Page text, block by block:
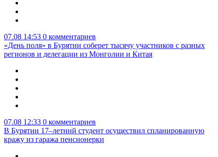
07.08 14:53 0 комментариев
«День поля» в Бурятии соберет тысячу участников с разных
регионов и делегации из Монголии и Китая
07.08 12:33 0 комментариев
В Бурятии 17–летний студент осуществил спланированную
кражу из гаража пенсионерки